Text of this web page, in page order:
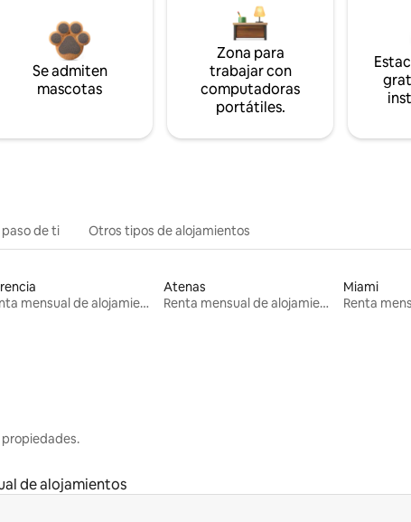
Se admiten
mascotas
Zona para
trabajar con
computadoras
portátiles.
paso de ti Otros tipos de alojamientos
Renta mensual de alojamientos
Atenas
Renta mensual de alojamientos
Miami
propiedades.
de alojamientos